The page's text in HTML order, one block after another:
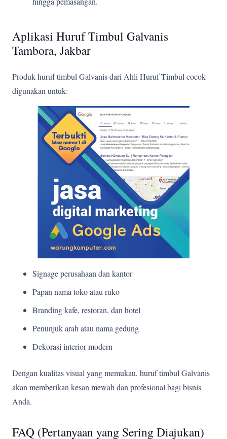
Aplikasi Huruf Timbul Galvanis
Tambora, Jakbar
Produk huruf timbul Galvanis dari Ahli Huruf Timbul cocok
digunakan untuk:
Signage perusahaan dan kantor
Papan nama toko atau ruko
Branding kafe, restoran, dan hotel
Penunjuk arah atau nama gedung
Dekorasi interior modern
Dengan kualitas visual yang memukau, huruf timbul Galvanis
akan memberikan kesan mewah dan profesional bagi bisnis
Anda.
FAQ (Pertanyaan yang Sering Diajukan)